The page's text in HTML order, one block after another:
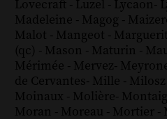
Lovecraft - Luzel - Lycaon-
Madeleine - Magog -
Malot - Mangeot -
(qc) - Mason - Maturin -
Mérimée - Mervez-
de Cervantes- Mille - Milosz
Moinaux - Molière-
Moran - Moreau - Mortier -